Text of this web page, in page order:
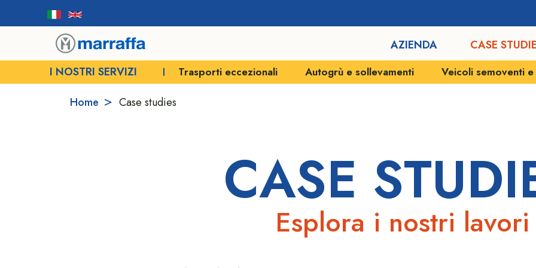
AZIENDA CASE
I NOSTRI SERVIZI
Trasporti eccezionali Autogrù e sollevamenti Veicoli semoventi e SPMT
Home Case studies
CASE
Esplora i nostri lavori